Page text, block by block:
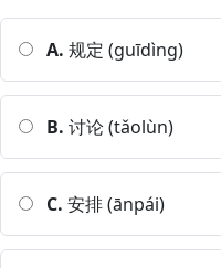
A. 规定 (guīdìng)
B. 讨论 (tǎolùn)
C. 安排 (ānpái)